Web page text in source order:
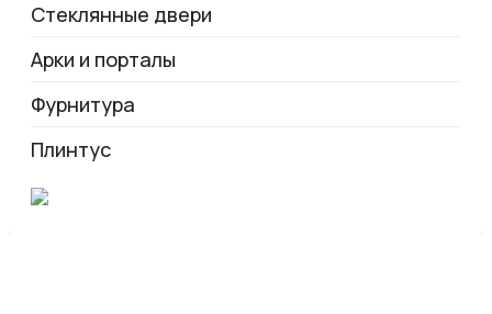
Стеклянные двери
Арки и порталы
Фурнитура
Плинтус